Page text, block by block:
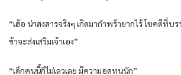
“เฮ้อ น่าสงสารจริงๆ เกิดมากำพร้ายากไร้ โชคดีที่บ
ข้าจะส่งเสริมเจ้าเอง”
“เด็กคนนี้ก็ไม่เลวเลย มีความอดทนนัก”